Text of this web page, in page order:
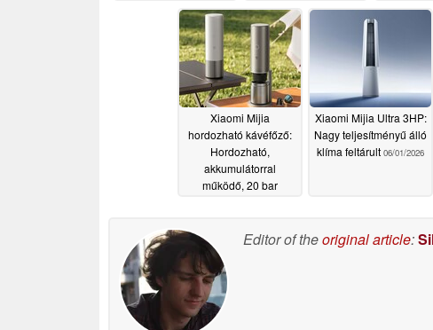
07/16/2026
Xiaomi Mijia
hordozható kávéfőző:
Hordozható,
akkumulátorral
működő, 20 bar
Xiaomi Mijia Ultra 3HP:
Nagy teljesítményű álló
klíma feltárult 06/01/2026
Editor of theoriginal article: